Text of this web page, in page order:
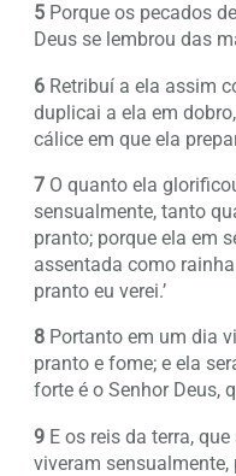
5 Porque os pecados
Deus se lembrou das
6 Retribuí a ela assim
duplicai a ela em
cálice em que ela
7 O quanto ela
sensualmente, tanto
pranto; porque ela em
assentada como
pranto eu verei.’
8 Portanto em um dia
pranto e fome; e ela
forte é o Senhor Deus,
9 E os reis da terra,
viveram